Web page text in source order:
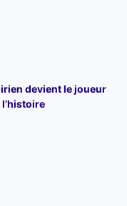
devient le joueur